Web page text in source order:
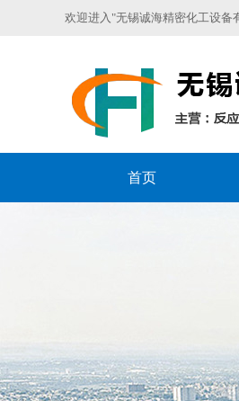
欢迎进入"无锡诚海精密化工设备
首页